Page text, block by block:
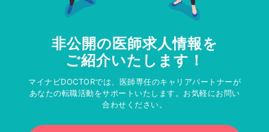
非公開の医師求人情報を
ご紹介いたします！
マイナビDOCTORでは、医師専任のキャリアパートナーが
あなたの転職活動をサポートいたします。お気軽にお問い
合わせください。